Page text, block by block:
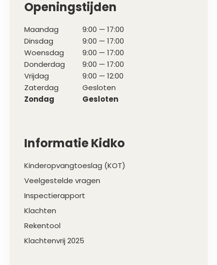
Openingstijden
Maandag
9:00 — 17:00
Dinsdag
9:00 — 17:00
Woensdag
9:00 — 17:00
Donderdag
9:00 — 17:00
Vrijdag
9:00 — 12:00
Zaterdag
Gesloten
Zondag
Gesloten
Informatie Kidko
Kinderopvangtoeslag (KOT)
Veelgestelde vragen
Inspectierapport
Klachten
Rekentool
Klachtenvrij 2025